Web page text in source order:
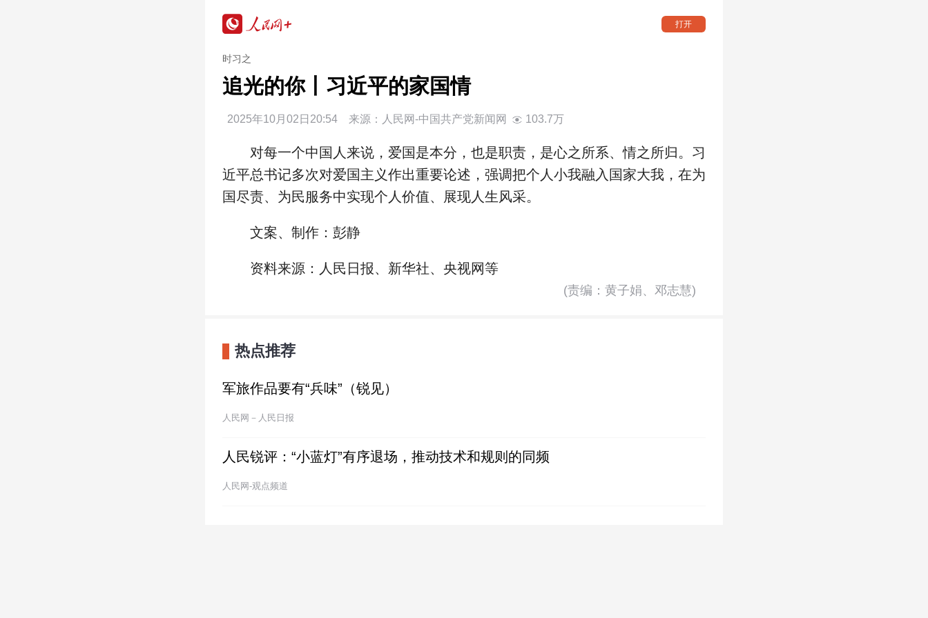
打开
时习之
追光的你丨习近平的家国情
2025年10月02日20:54 来源： 人民网-中国共产党新闻网 103.7万
对每一个中国人来说，爱国是本分，也是职责，是心之所系、情之所归。习
近平总书记多次对爱国主义作出重要论述，强调把个人小我融入国家大我，在为
国尽责、为民服务中实现个人价值、展现人生风采。
文案、制作：彭静
资料来源：人民日报、新华社、央视网等
(责编：黄子娟、邓志慧)
热点推荐
军旅作品要有“兵味”（锐见）
人民网－人民日报
人民锐评：“小蓝灯”有序退场，推动技术和规则的同频
人民网-观点频道